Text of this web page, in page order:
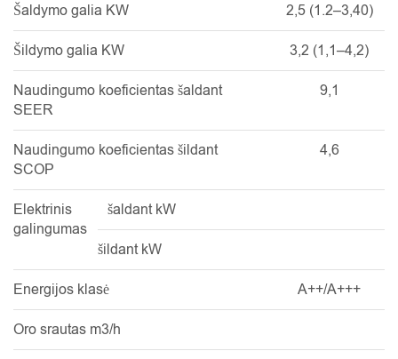
Šaldymo galia KW 2,5 (1.2–3,40)
Šildymo galia KW 3,2 (1,1–4,2)
Naudingumo koeficientas šaldant
SEER
9,1
Naudingumo koeficientas šildant
SCOP
4,6
Elektrinis
galingumas
šaldant kW
šildant kW
Energijos klasė A++/A+++
Oro srautas m3/h